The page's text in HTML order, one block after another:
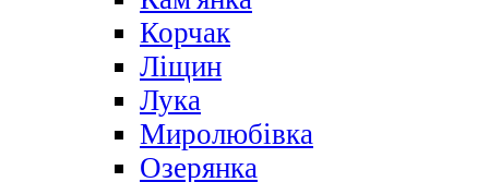
Корчак
Ліщин
Лука
Миролюбівка
Озерянка